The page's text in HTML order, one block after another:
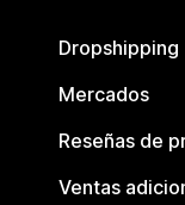
Dropshipping
Mercados
Reseñas de
Ventas